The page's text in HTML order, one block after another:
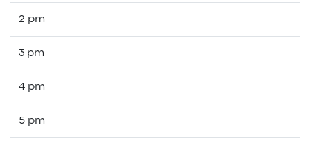
2 pm
3 pm
4 pm
5 pm